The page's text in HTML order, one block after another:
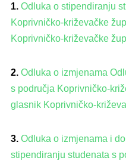
1. Odluka o stipendiranju
Koprivničko-križevačke
Koprivničko-križevačke
2. Odluka o izmjenama
s područja Koprivničko-
glasnik Koprivničko-
3. Odluka o izmjenama i
stipendiranju studenata s